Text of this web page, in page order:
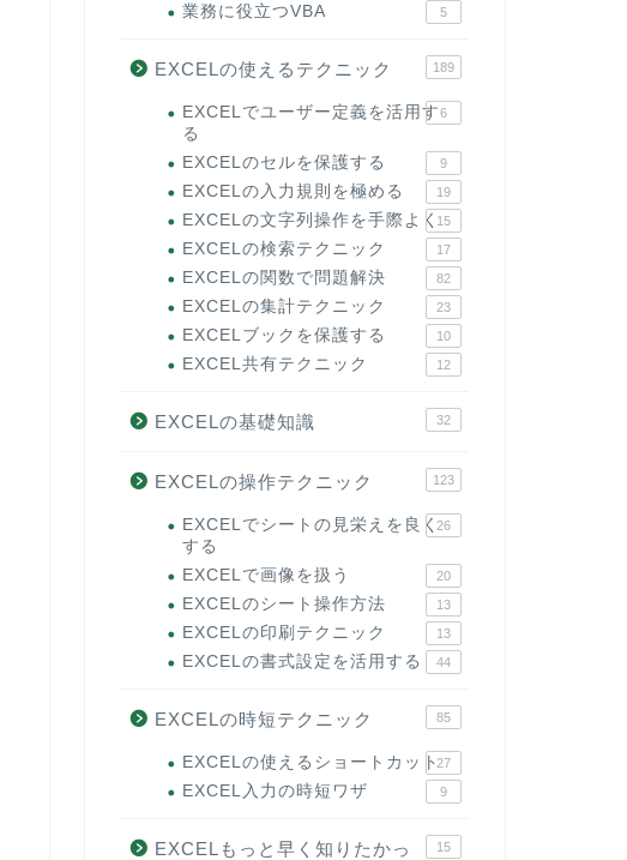
業務に役立つVBA 5
EXCELの使えるテクニック 189
EXCELでユーザー定義を活用す
る
6
EXCELのセルを保護する 9
EXCELの入力規則を極める 19
EXCELの文字列操作を手際よく15
EXCELの検索テクニック 17
EXCELの関数で問題解決 82
EXCELの集計テクニック 23
EXCELブックを保護する 10
EXCEL共有テクニック 12
EXCELの基礎知識 32
EXCELの操作テクニック 123
EXCELでシートの見栄えを良く
する
26
EXCELで画像を扱う 20
EXCELのシート操作方法 13
EXCELの印刷テクニック 13
EXCELの書式設定を活用する 44
EXCELの時短テクニック 85
EXCELの使えるショートカット27
EXCEL入力の時短ワザ 9
EXCELもっと早く知りたかっ
15